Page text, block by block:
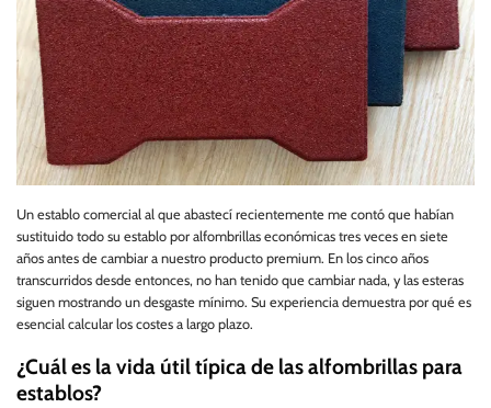
Un establo comercial al que abastecí recientemente me contó que habían
sustituido todo su establo por alfombrillas económicas tres veces en siete
años antes de cambiar a nuestro producto premium. En los cinco años
transcurridos desde entonces, no han tenido que cambiar nada, y las esteras
siguen mostrando un desgaste mínimo. Su experiencia demuestra por qué es
esencial calcular los costes a largo plazo.
¿Cuál es la vida útil típica de las alfombrillas para
establos?